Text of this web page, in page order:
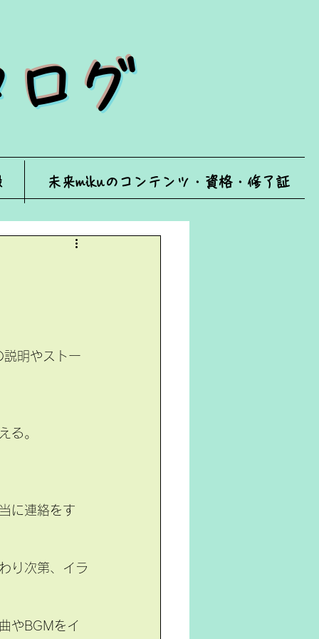
ログ
未来mikuのコンテンツ・資格・修了証
説明やストー
る。
に連絡をす
り次第、イラ
やBGMをイ